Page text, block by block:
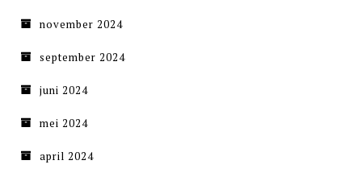
november 2024
september 2024
juni 2024
mei 2024
april 2024